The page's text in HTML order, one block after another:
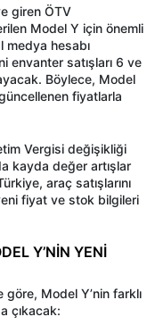
giren ÖTV
Model Y için önemli
medya hesabı
envanter satışları 6 ve
Böylece, Model
fiyatlarla
Vergisi değişikliği
kayda değer artışlar
araç satışlarını
fiyat ve stok bilgileri
Y’NİN YENİ
Model Y’nin farklı
çıkacak: